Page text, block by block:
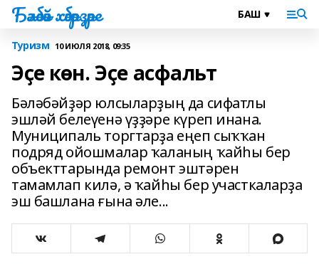
Бәләбәй хәбәрҙәре
Туризм 10 ИЮЛЯ 2018, 09:35
Эҫе көн. Эҫе асфальт
Бәләбәйҙәр юлсыларҙың да сифатлы
эшләй белеүенә үҙҙәре күреп инана.
Муниципаль торгтарҙа еңеп сыҡҡан
подряд ойошмалар ҡаланың ҡайһы бер
объекттарында ремонт эштәрен
тамамлап килә, ә ҡайһы бер участкаларҙа
эш башлана ғына әле...